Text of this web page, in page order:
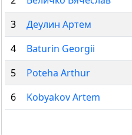
3 Деулин Артем
4 Baturin Georgii
5 Poteha Arthur
6 Kobyakov Artem